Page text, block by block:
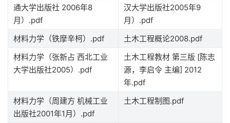
通大学出版社 2006年8
月）.pdf
汉大学出版社2005年9
月）.pdf
材料力学（铁摩辛柯）.pdf
土木工程概论2008.pdf
材料力学（张新占 西北工业
大学出版社2005）.pdf
土木工程教材 第三版 [陈志
源，李启令 主编] 2012
年.pdf
材料力学（周建方 机械工业
出版社2001年1月）.pdf
土木工程制图.pdf